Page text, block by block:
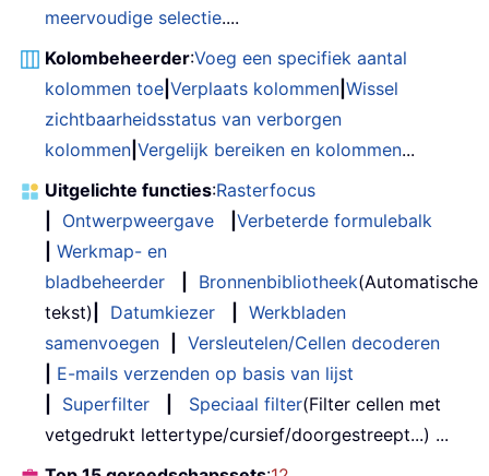
meervoudige selectie....
Kolombeheerder:Voeg een specifiek aantal
kolommen toe Verplaats kolommen Wissel
zichtbaarheidsstatus van verborgen
kolommen Vergelijk bereiken en kolommen...
Uitgelichte functies:Rasterfocus
Ontwerpweergave
Verbeterde formulebalk
Werkmap- en
bladbeheerder
Bronnenbibliotheek(Automatische
tekst)
Datumkiezer
Werkbladen
samenvoegen
Versleutelen/Cellen decoderen
E-mails verzenden op basis van lijst
Superfilter Speciaal filter(Filter cellen met
vetgedrukt lettertype/cursief/doorgestreept...) ...